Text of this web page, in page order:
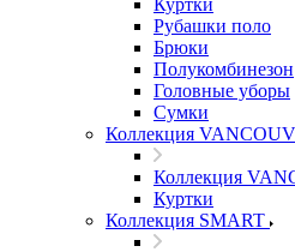
Куртки
Рубашки поло
Брюки
Полукомбинезон
Головные уборы
Сумки
Коллекция
Коллекция
Куртки
Коллекция SMART